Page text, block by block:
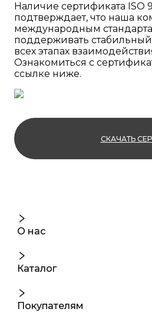
СКАЧАТЬ
Наличие сертификата ISO
подтверждает, что наша
международным
поддерживать стабильный
всех этапах
Ознакомиться с
ссылке ниже.
О нас
Каталог
Покупателям